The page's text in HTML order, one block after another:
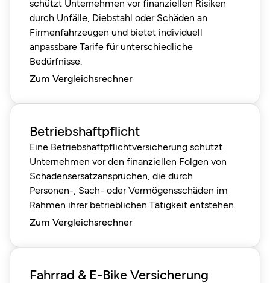
schützt Unternehmen vor finanziellen Risiken
durch Unfälle, Diebstahl oder Schäden an
Firmenfahrzeugen und bietet individuell
anpassbare Tarife für unterschiedliche
Bedürfnisse.
Zum Vergleichsrechner
Betriebshaftpflicht
Eine Betriebshaftpflichtversicherung schützt
Unternehmen vor den finanziellen Folgen von
Schadensersatzansprüchen, die durch
Personen-, Sach- oder Vermögensschäden im
Rahmen ihrer betrieblichen Tätigkeit entstehen.
Zum Vergleichsrechner
Fahrrad & E-Bike Versicherung